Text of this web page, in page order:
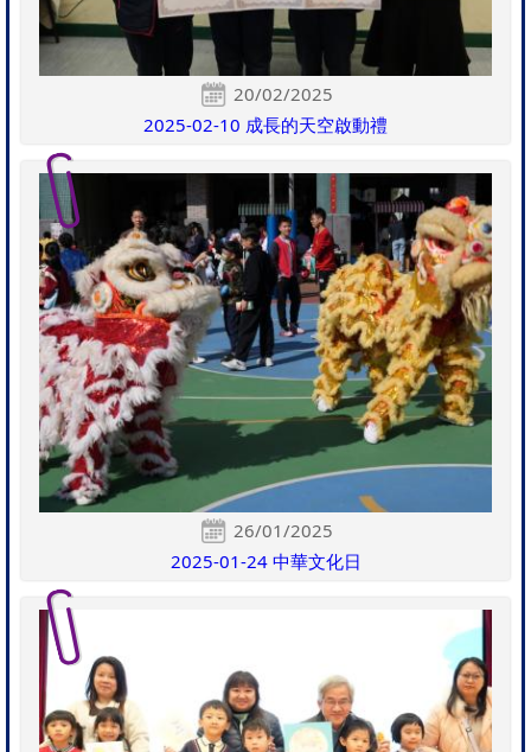
20/02/2025
2025-02-10 成長的天空啟動禮
26/01/2025
2025-01-24 中華文化日